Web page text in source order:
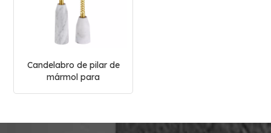
Candelabro de pilar de
mármol para